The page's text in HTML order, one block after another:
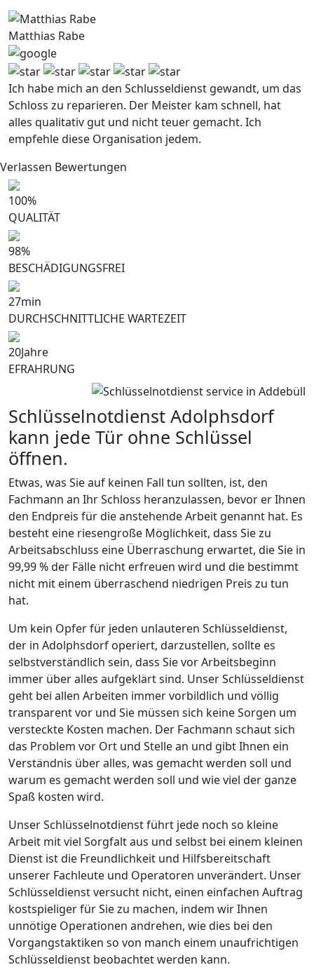
Matthias Rabe
Ich habe mich an den Schlusseldienst gewandt, um das
Schloss zu reparieren. Der Meister kam schnell, hat
alles qualitativ gut und nicht teuer gemacht. Ich
empfehle diese Organisation jedem.
Verlassen Bewertungen
100%
QUALITÄT
98%
BESCHÄDIGUNGSFREI
27min
DURCHSCHNITTLICHE WARTEZEIT
20Jahre
EFRAHRUNG
Schlüsselnotdienst Adolphsdorf
kann jede Tür ohne Schlüssel
öffnen.
Etwas, was Sie auf keinen Fall tun sollten, ist, den
Fachmann an Ihr Schloss heranzulassen, bevor er Ihnen
den Endpreis für die anstehende Arbeit genannt hat. Es
besteht eine riesengroße Möglichkeit, dass Sie zu
Arbeitsabschluss eine Überraschung erwartet, die Sie in
99,99 % der Fälle nicht erfreuen wird und die bestimmt
nicht mit einem überraschend niedrigen Preis zu tun
hat.
Um kein Opfer für jeden unlauteren Schlüsseldienst,
der in Adolphsdorf operiert, darzustellen, sollte es
selbstverständlich sein, dass Sie vor Arbeitsbeginn
immer über alles aufgeklärt sind. Unser Schlüsseldienst
geht bei allen Arbeiten immer vorbildlich und völlig
transparent vor und Sie müssen sich keine Sorgen um
versteckte Kosten machen. Der Fachmann schaut sich
das Problem vor Ort und Stelle an und gibt Ihnen ein
Verständnis über alles, was gemacht werden soll und
warum es gemacht werden soll und wie viel der ganze
Spaß kosten wird.
Unser Schlüsselnotdienst führt jede noch so kleine
Arbeit mit viel Sorgfalt aus und selbst bei einem kleinen
Dienst ist die Freundlichkeit und Hilfsbereitschaft
unserer Fachleute und Operatoren unverändert. Unser
Schlüsseldienst versucht nicht, einen einfachen Auftrag
kostspieliger für Sie zu machen, indem wir Ihnen
unnötige Operationen andrehen, wie dies bei den
Vorgangstaktiken so von manch einem unaufrichtigen
Schlüsseldienst beobachtet werden kann.